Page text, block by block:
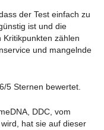
der Test einfach zu
ist und die
zählen
und mangelnde
5 Sternen bewertet.
DDC, vom
hat sie auf dieser